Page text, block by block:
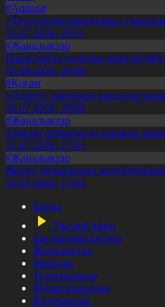
#Aqparat
«Тәуелсіздік ұрпақтары»
31.07.2026, 20:11
#Жаңалықтар
Павлодарда отандық өнім
05.08.2026, 20:06
#Қоғам
«Әділет» партиясы
10.07.2026, 20:08
#Жаңалықтар
Ақмола облысында тұрақты
31.07.2026, 17:03
#Жаңалықтар
Жетісу облысының
31.07.2026, 17:02
Басты
Тікелей эфир
Бағдарлама кестесі
Жаңалықтар
Жобалар
Телехикаялар
Мультсериалдар
Видеоархив